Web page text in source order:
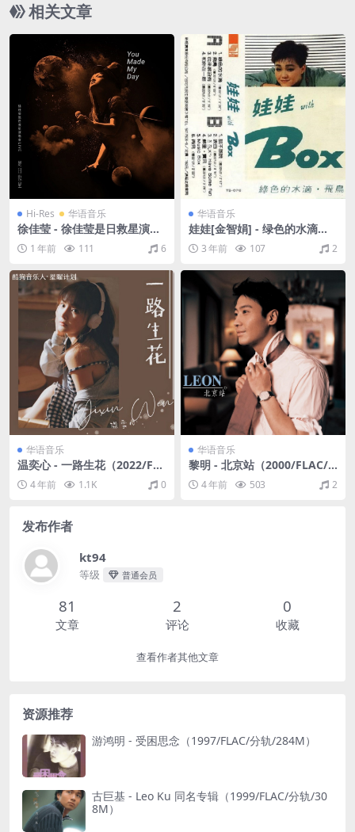
相关文章
Hi-Res 华语音乐
徐佳莹 - 徐佳莹是日救星演唱
会Live（2019/FLAC/分轨/1.
7G）(24bit/48kHz)
1 年前 111 6
华语音乐
娃娃[金智娟] - 绿色的水滴（1
985/FLAC/分轨/221M）
3 年前 107 2
华语音乐
温奕心 - 一路生花（2022/FL
AC/Single单曲/27M）
4 年前 1.1K 0
华语音乐
黎明 - 北京站（2000/FLAC/
分轨/369M）
4 年前 503 2
发布作者
kt94
等级 普通会员
81
文章
2
评论
0
收藏
查看作者其他文章
资源推荐
游鸿明 - 受困思念（1997/FLAC/分轨/284M）
古巨基 - Leo Ku 同名专辑（1999/FLAC/分轨/30
8M）